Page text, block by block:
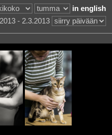
in english
- 2.3.2013